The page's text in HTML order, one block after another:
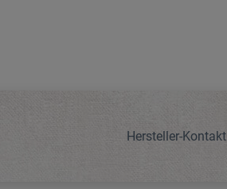
Hersteller-Kontakt